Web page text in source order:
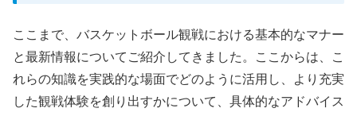
ここまで、バスケットボール観戦における基本的なマナー
と最新情報についてご紹介してきました。ここからは、こ
れらの知識を実践的な場面でどのように活用し、より充実
した観戦体験を創り出すかについて、具体的なアドバイス